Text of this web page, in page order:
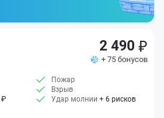
2 490
+ 75 бонусов
₽
Пожар
Взрыв
Удар молнии
+ 6 рисков